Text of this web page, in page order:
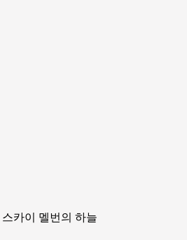
카이 멜번의 하늘